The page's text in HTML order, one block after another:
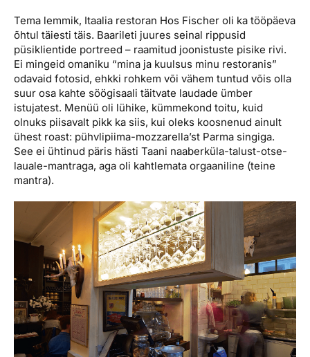
Tema lemmik, Itaalia restoran Hos Fischer oli ka tööpäeva
õhtul täiesti täis. Baarileti juures seinal rippusid
püsiklientide portreed – raamitud joonistuste pisike rivi.
Ei mingeid omaniku “mina ja kuulsus minu restoranis”
odavaid fotosid, ehkki rohkem või vähem tuntud võis olla
suur osa kahte söögisaali täitvate laudade ümber
istujatest. Menüü oli lühike, kümmekond toitu, kuid
olnuks piisavalt pikk ka siis, kui oleks koosnenud ainult
ühest roast: pühvlipiima-mozzarella’st Parma singiga.
See ei ühtinud päris hästi Taani naaberküla-talust-otse-
lauale-mantraga, aga oli kahtlemata orgaaniline (teine
mantra).